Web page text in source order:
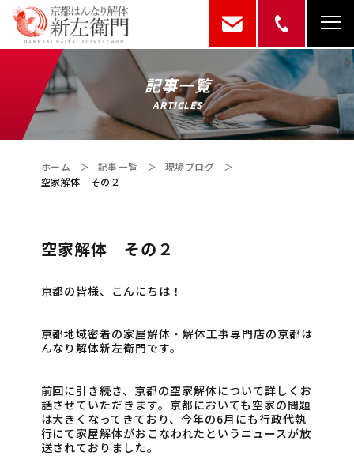
記事一覧
ARTICLES
ホーム ＞ 記事一覧 ＞ 現場ブログ
＞
空家解体 その２
空家解体 その２
京都の皆様、こんにちは！
京都地域密着の家屋解体・解体工事専門店の京都は
んなり解体新左衛門です。
前回に引き続き、京都の空家解体について詳しくお
話させていただきます。京都においても空家の問題
は大きくなってきており、今年の6月にも行政代執
行にて家屋解体がおこなわれたというニュースが放
送されておりました。